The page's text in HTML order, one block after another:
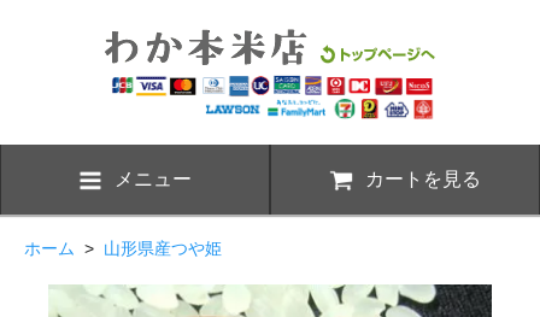
メニュー カートを見る
ホーム > 山形県産つや姫